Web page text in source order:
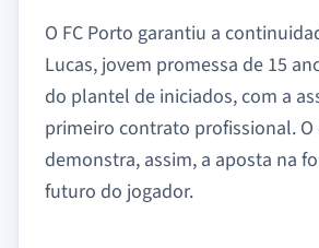
O FC Porto garantiu a
Lucas, jovem promessa de 15
do plantel de iniciados, com a
primeiro contrato profissional.
demonstra, assim, a aposta na
futuro do jogador.